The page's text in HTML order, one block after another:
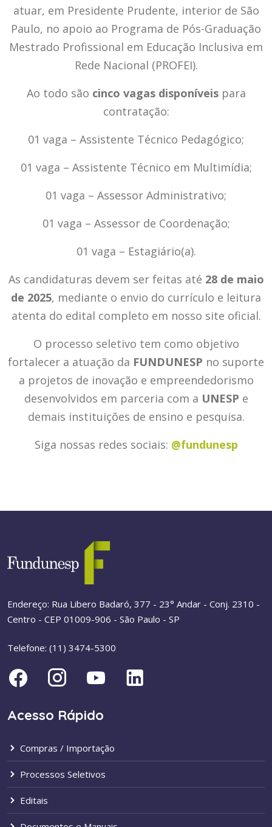
atuar, em Presidente Prudente, interior de São
Paulo, no apoio ao Programa de Pós-Graduação
Mestrado Profissional em Educação Inclusiva em
Rede Nacional (PROFEI).
Ao todo são cinco vagas disponíveispara
contratação:
01 vaga – Assistente Técnico Pedagógico;
01 vaga – Assistente Técnico em Multimídia;
01 vaga – Assessor Administrativo;
01 vaga – Assessor de Coordenação;
01 vaga – Estagiário(a).
As candidaturas devem ser feitas até 28 de maio
de 2025, mediante o envio do currículo e leitura
atenta do edital completo em nosso site oficial.
O processo seletivo tem como objetivo
fortalecer a atuação da FUNDUNESP no suporte
a projetos de inovação e empreendedorismo
desenvolvidos em parceria com a UNESP e
demais instituições de ensino e pesquisa.
Siga nossas redes sociais: @fundunesp
Endereço: Rua Libero Badaró, 377 - 23° Andar - Conj. 2310 -
Centro - CEP 01009-906 - São Paulo - SP
Telefone: (11) 3474-5300
Acesso Rápido
Compras / Importação
Processos Seletivos
Editais